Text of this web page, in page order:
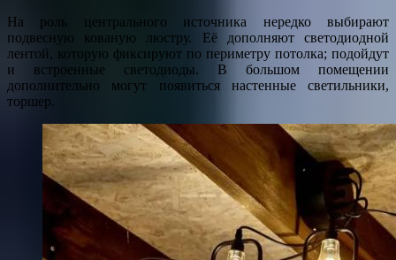
На роль центрального источника нередко выбирают
подвесную кованую люстру. Её дополняют светодиодной
лентой, которую фиксируют по периметру потолка; подойдут
и встроенные светодиоды. В большом помещении
дополнительно могут появиться настенные светильники,
торшер.